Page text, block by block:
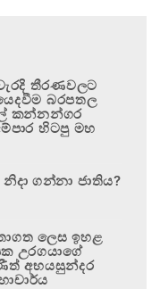
තීරණවලට
බරපතල
කන්නන්ගර
හිටපු මහ
ගන්නා ජාතිය?
ලෙස ඉහළ
උරගයාගේ
අභයසුන්දර